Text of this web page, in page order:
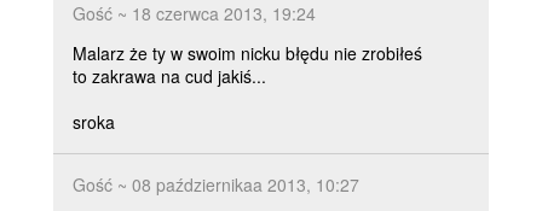
Gość ~ 18 czerwca 2013, 19:24
Malarz że ty w swoim nicku błędu nie zrobiłeś
to zakrawa na cud jakiś...
sroka
Gość ~ 08 październikaa 2013, 10:27